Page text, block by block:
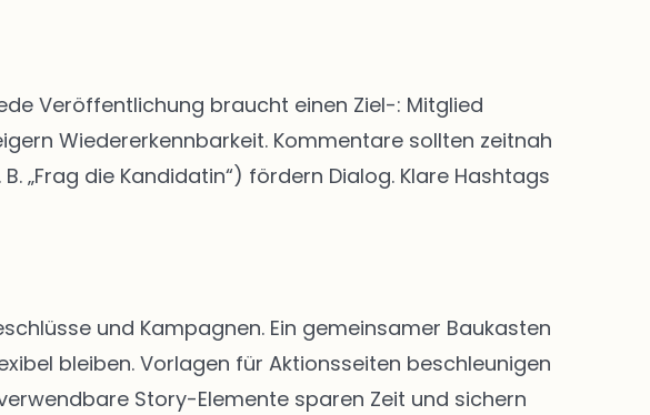
Veröffentlichung braucht einen Ziel-: Mitglied
Wiedererkennbarkeit. Kommentare sollten zeitnah
„Frag die Kandidatin“) fördern Dialog. Klare Hashtags
und Kampagnen. Ein gemeinsamer Baukasten
bleiben. Vorlagen für Aktionsseiten beschleunigen
Story-Elemente sparen Zeit und sichern